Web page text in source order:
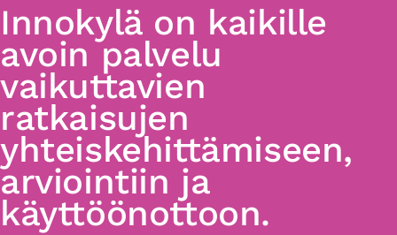
Innokylä on kaikille
avoin palvelu
vaikuttavien
ratkaisujen
yhteiskehittämiseen,
arviointiin ja
käyttöönottoon.